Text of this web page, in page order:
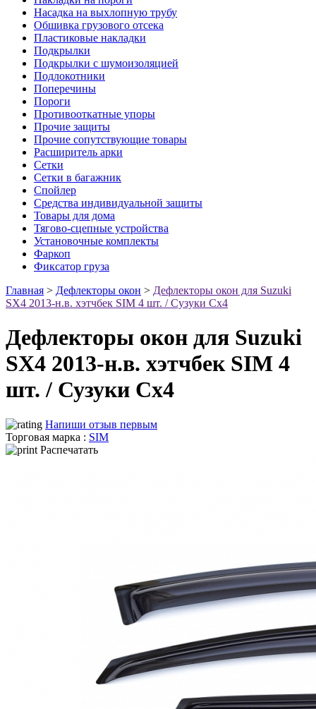
Насадка на выхлопную трубу
Обшивка грузового отсека
Пластиковые накладки
Подкрылки
Подкрылки с шумоизоляцией
Подлокотники
Поперечины
Пороги
Противооткатные упоры
Прочие защиты
Прочие сопутствующие товары
Расширитель арки
Сетки
Сетки в багажник
Спойлер
Средства индивидуальной защиты
Товары для дома
Тягово-сцепные устройства
Установочные комплекты
Фаркоп
Фиксатор груза
Главная > Дефлекторы окон > Дефлекторы окон для Suzuki
SX4 2013-н.в. хэтчбек SIM 4 шт. / Сузуки Сх4
Дефлекторы окон для Suzuki
SX4 2013-н.в. хэтчбек SIM 4
шт. / Сузуки Сх4
Напиши отзыв первым
Торговая марка : SIM
Распечатать